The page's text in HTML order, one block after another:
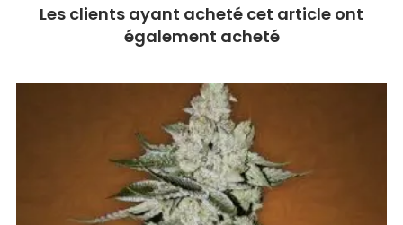
Les clients ayant acheté cet article ont
également acheté